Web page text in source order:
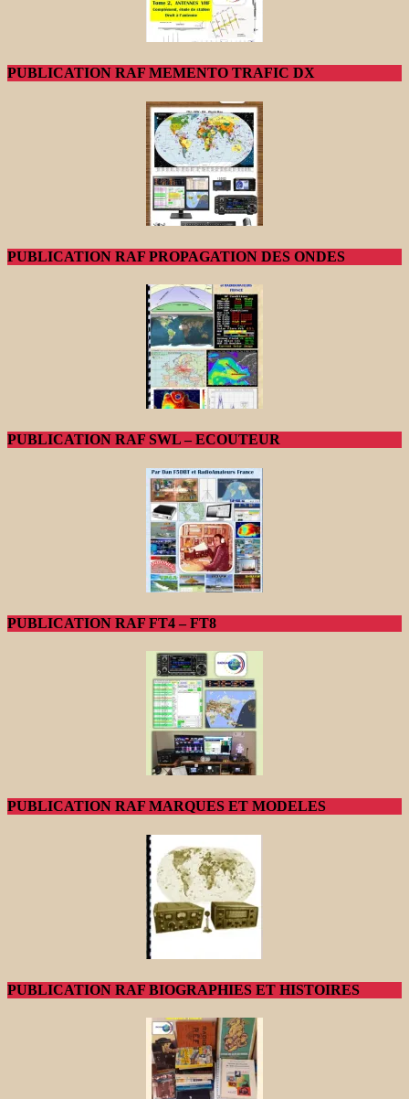
PUBLICATION RAF MEMENTO TRAFIC DX
PUBLICATION RAF PROPAGATION DES ONDES
PUBLICATION RAF SWL – ECOUTEUR
PUBLICATION RAF FT4 – FT8
PUBLICATION RAF MARQUES ET MODELES
PUBLICATION RAF BIOGRAPHIES ET HISTOIRES